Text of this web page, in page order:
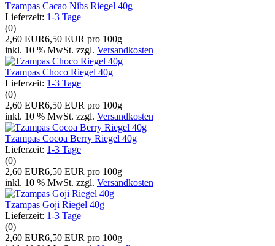
Tzampas Cacao Nibs Riegel 40g
Lieferzeit: 1-3 Tage
(0)
2,60 EUR6,50 EUR pro 100g
inkl. 10 % MwSt. zzgl. Versandkosten
Tzampas Choco Riegel 40g
Lieferzeit: 1-3 Tage
(0)
2,60 EUR6,50 EUR pro 100g
inkl. 10 % MwSt. zzgl. Versandkosten
Tzampas Cocoa Berry Riegel 40g
Lieferzeit: 1-3 Tage
(0)
2,60 EUR6,50 EUR pro 100g
inkl. 10 % MwSt. zzgl. Versandkosten
Tzampas Goji Riegel 40g
Lieferzeit: 1-3 Tage
(0)
2,60 EUR6,50 EUR pro 100g